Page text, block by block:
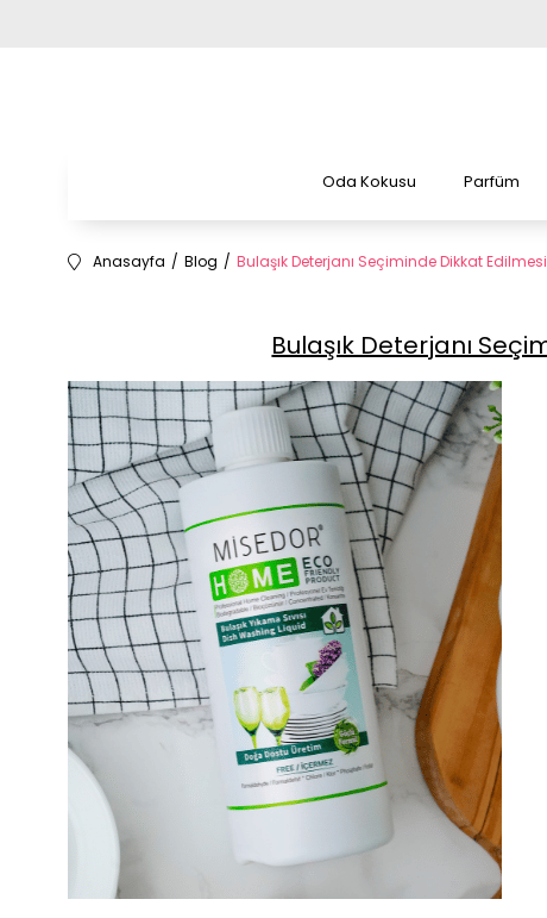
Oda Kokusu Parfüm
Anasayfa Blog Bulaşık Deterjanı Seçiminde Dikkat
Bulaşık Deterjanı